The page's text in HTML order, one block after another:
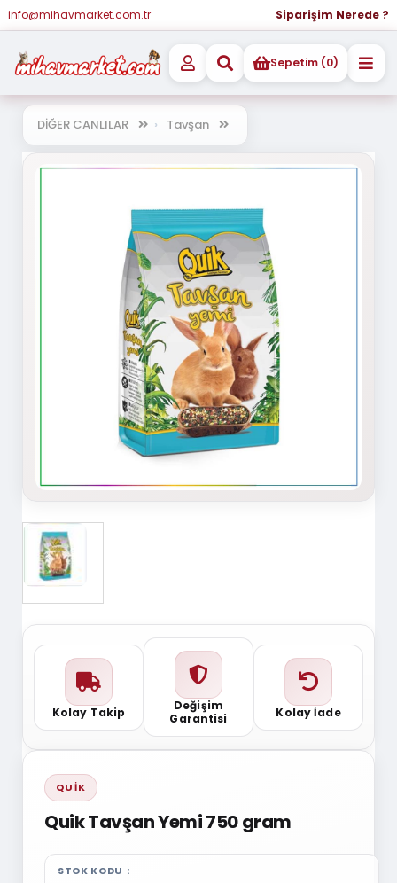
info@mihavmarket.com.tr Siparişim Nerede ?
Sepetim (0)
DİĞER CANLILAR Tavşan
Kolay Takip
Değişim
Garantisi
Kolay İade
QUIK
Quik Tavşan Yemi 750 gram
STOK KODU